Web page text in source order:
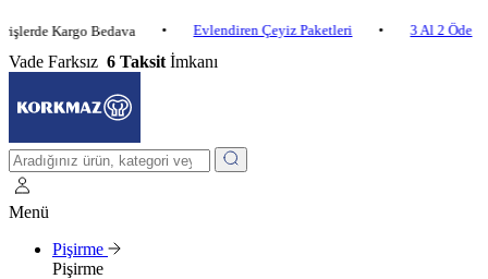
Bedava • Evlendiren Çeyiz Paketleri • 3 Al 2 Öde •
Vade Farksız 6 Taksit İmkanı
Menü
Pişirme
Pişirme